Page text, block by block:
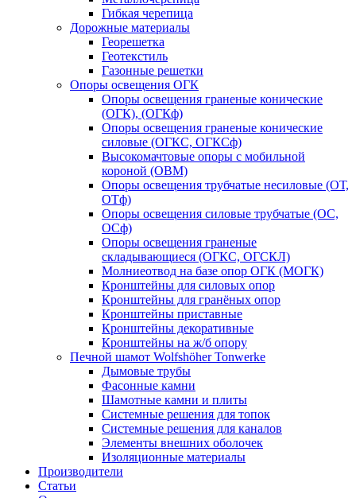
Гибкая черепица
Дорожные материалы
Георешетка
Геотекстиль
Газонные решетки
Опоры освещения ОГК
Опоры освещения граненые конические
(ОГК), (ОГКф)
Опоры освещения граненые конические
силовые (ОГКС, ОГКСф)
Высокомачтовые опоры с мобильной
короной (ОВМ)
Опоры освещения трубчатые несиловые (ОТ,
ОТф)
Опоры освещения силовые трубчатые (ОС,
ОСф)
Опоры освещения граненые
складывающиеся (ОГКС, ОГСКЛ)
Молниеотвод на базе опор ОГК (МОГК)
Кронштейны для силовых опор
Кронштейны для гранёных опор
Кронштейны приставные
Кронштейны декоративные
Кронштейны на ж/б опору
Печной шамот Wolfshöher Tonwerke
Дымовые трубы
Фасонные камни
Шамотные камни и плиты
Системные решения для топок
Системные решения для каналов
Элементы внешних оболочек
Изоляционные материалы
Производители
Статьи